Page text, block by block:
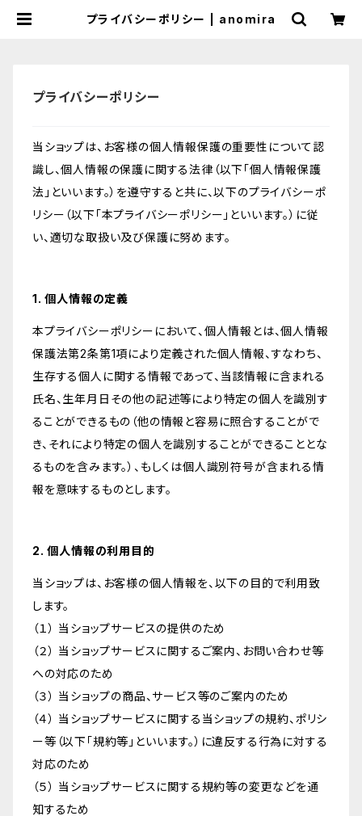
プライバシーポリシー | anomira
プライバシーポリシー
当ショップは、お客様の個人情報保護の重要性について認
識し、個人情報の保護に関する法律（以下「個人情報保護
法」といいます。）を遵守すると共に、以下のプライバシーポ
リシー（以下「本プライバシーポリシー」といいます。）に従
い、適切な取扱い及び保護に努めます。
1. 個人情報の定義
本プライバシーポリシーにおいて、個人情報とは、個人情報
保護法第2条第1項により定義された個人情報、すなわち、
生存する個人に関する情報であって、当該情報に含まれる
氏名、生年月日その他の記述等により特定の個人を識別す
ることができるもの（他の情報と容易に照合することがで
き、それにより特定の個人を識別することができることとな
るものを含みます。）、もしくは個人識別符号が含まれる情
報を意味するものとします。
2. 個人情報の利用目的
当ショップは、お客様の個人情報を、以下の目的で利用致
します。
（１） 当ショップサービスの提供のため
（２） 当ショップサービスに関するご案内、お問い合わせ等
への対応のため
（３） 当ショップの商品、サービス等のご案内のため
（４） 当ショップサービスに関する当ショップの規約、ポリシ
ー等（以下「規約等」といいます。）に違反する行為に対する
対応のため
（５） 当ショップサービスに関する規約等の変更などを通
知するため